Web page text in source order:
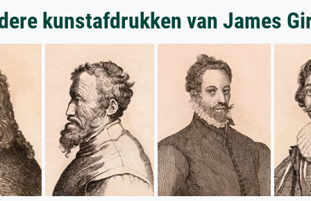
kunstafdrukken van James